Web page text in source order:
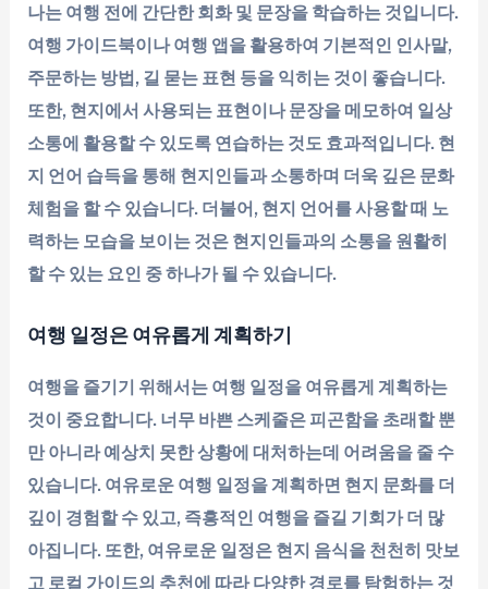
나는 여행 전에 간단한 회화 및 문장을 학습하는 것입니다.
여행 가이드북이나 여행 앱을 활용하여 기본적인 인사말,
주문하는 방법, 길 묻는 표현 등을 익히는 것이 좋습니다.
또한, 현지에서 사용되는 표현이나 문장을 메모하여 일상
소통에 활용할 수 있도록 연습하는 것도 효과적입니다. 현
지 언어 습득을 통해 현지인들과 소통하며 더욱 깊은 문화
체험을 할 수 있습니다. 더불어, 현지 언어를 사용할 때 노
력하는 모습을 보이는 것은 현지인들과의 소통을 원활히
할 수 있는 요인 중 하나가 될 수 있습니다.
여행 일정은 여유롭게 계획하기
여행을 즐기기 위해서는 여행 일정을 여유롭게 계획하는
것이 중요합니다. 너무 바쁜 스케줄은 피곤함을 초래할 뿐
만 아니라 예상치 못한 상황에 대처하는데 어려움을 줄 수
있습니다. 여유로운 여행 일정을 계획하면 현지 문화를 더
깊이 경험할 수 있고, 즉흥적인 여행을 즐길 기회가 더 많
아집니다. 또한, 여유로운 일정은 현지 음식을 천천히 맛보
고 로컬 가이드의 추천에 따라 다양한 경로를 탐험하는 것